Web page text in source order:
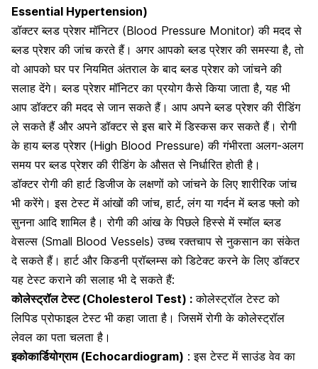
Essential Hypertension)
डॉक्टर ब्लड प्रेशर मॉनिटर (Blood Pressure Monitor) की मदद से
ब्लड प्रेशर की जांच करते हैं। अगर आपको ब्लड प्रेशर की समस्या है, तो
वो आपको घर पर नियमित अंतराल के बाद ब्लड प्रेशर को जांचने की
सलाह देंगे। ब्लड प्रेशर मॉनिटर का प्रयोग कैसे किया जाता है, यह भी
आप डॉक्टर की मदद से जान सकते हैं। आप अपने ब्लड प्रेशर की रीडिंग
ले सकते हैं और अपने डॉक्टर से इस बारे में डिस्कस कर सकते हैं। रोगी
के हाय ब्लड प्रेशर (High Blood Pressure) की गंभीरता अलग-अलग
समय पर ब्लड प्रेशर की रीडिंग के औसत से निर्धारित होती है।
डॉक्टर रोगी की हार्ट डिजीज के लक्षणों को जांचने के लिए शारीरिक जांच
भी करेंगे। इस टेस्ट में आंखों की जांच, हार्ट, लंग या गर्दन में ब्लड फ्लो को
सुनना आदि शामिल है। रोगी की आंख के पिछले हिस्से में स्मॉल ब्लड
वेसल्स (Small Blood Vessels) उच्च रक्तचाप से नुकसान का संकेत
दे सकते हैं। हार्ट और किडनी प्रॉब्लम्स को डिटेक्ट करने के लिए डॉक्टर
यह टेस्ट कराने की सलाह भी दे सकते हैं:
कोलेस्ट्रॉल टेस्ट (Cholesterol Test) : कोलेस्ट्रॉल टेस्ट को
लिपिड प्रोफाइल टेस्ट भी कहा जाता है। जिसमें रोगी के कोलेस्ट्रॉल
लेवल का पता चलता है।
इकोकार्डियोग्राम (Echocardiogram) : इस टेस्ट में साउंड वेव का